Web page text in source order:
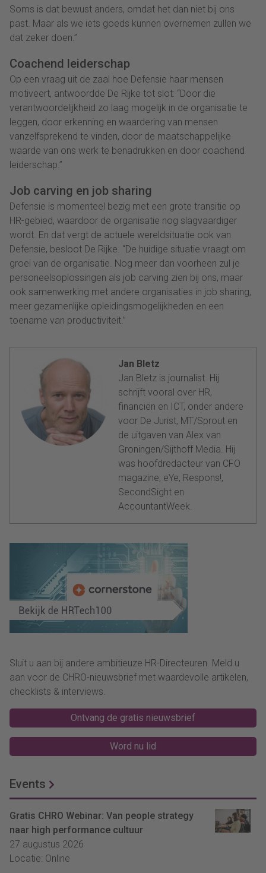
Soms is dat bewust anders, omdat het dan niet bij ons
past. Maar als we iets goeds kunnen overnemen zullen we
dat zeker doen.”
Coachend leiderschap
Op een vraag uit de zaal hoe Defensie haar mensen
motiveert, antwoordde De Rijke tot slot: “Door die
verantwoordelijkheid zo laag mogelijk in de organisatie te
leggen, door erkenning en waardering van mensen
vanzelfsprekend te vinden, door de maatschappelijke
waarde van ons werk te benadrukken en door coachend
leiderschap.”
Job carving en job sharing
Defensie is momenteel bezig met een grote transitie op
HR-gebied, waardoor de organisatie nog slagvaardiger
wordt. En dat vergt de actuele wereldsituatie ook van
Defensie, besloot De Rijke. “De huidige situatie vraagt om
groei van de organisatie. Nog meer dan voorheen zul je
personeelsoplossingen als job carving zien bij ons, maar
ook samenwerking met andere organisaties in job sharing,
meer gezamenlijke opleidingsmogelijkheden en een
toename van productiviteit.”
Jan Bletz
Jan Bletz is journalist. Hij
schrijft vooral over HR,
financiën en ICT, onder andere
voor De Jurist, MT/Sprout en
de uitgaven van Alex van
Groningen/Sijthoff Media. Hij
was hoofdredacteur van CFO
magazine, eYe, Respons!,
SecondSight en
AccountantWeek.
Sluit u aan bij andere ambitieuze HR-Directeuren. Meld u
aan voor de CHRO-nieuwsbrief met waardevolle artikelen,
checklists & interviews.
Ontvang de gratis nieuwsbrief
Word nu lid
Events
Gratis CHRO Webinar: Van people strategy
naar high performance cultuur
27 augustus 2026
Locatie: Online